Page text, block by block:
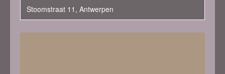
Stoomstraat 11, Antwerpen